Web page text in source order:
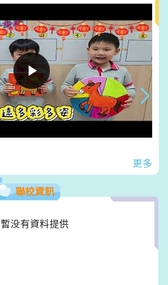
更多
聯校資訊
暫没有資料提供